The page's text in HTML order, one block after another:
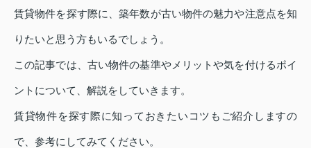
賃貸物件を探す際に、築年数が古い物件の魅力や注意点を知
りたいと思う方もいるでしょう。
この記事では、古い物件の基準やメリットや気を付けるポイ
ントについて、解説をしていきます。
賃貸物件を探す際に知っておきたいコツもご紹介しますの
で、参考にしてみてください。